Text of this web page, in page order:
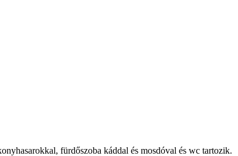
fürdőszoba káddal és mosdóval és wc tartozik.